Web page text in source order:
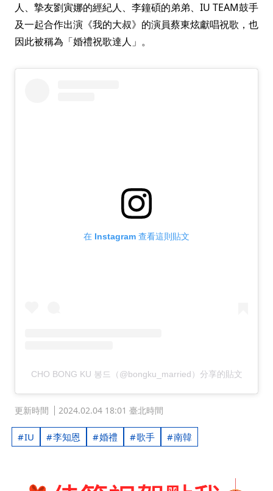
人、摯友劉寅娜的經紀人、李鐘碩的弟弟、IU TEAM鼓手
及一起合作出演《我的大叔》的演員蔡東炫獻唱祝歌，也
因此被稱為「婚禮祝歌達人」。
在 Instagram 查看這則貼文
CHO BONG KU 봉드（@bongku_married）分享的貼文
更新時間 2024.02.04 18:01 臺北時間
IU 李知恩 婚禮 歌手 南韓